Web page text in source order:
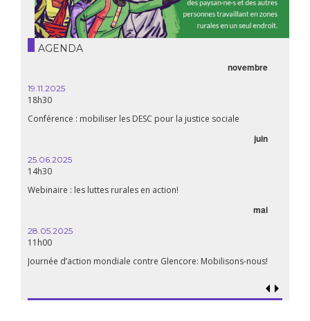
AGENDA
novembre
19.11.2025
18h30
Conférence : mobiliser les DESC pour la justice sociale
juin
25.06.2025
14h30
Webinaire : les luttes rurales en action!
mai
28.05.2025
11h00
Journée d’action mondiale contre Glencore: Mobilisons-nous!